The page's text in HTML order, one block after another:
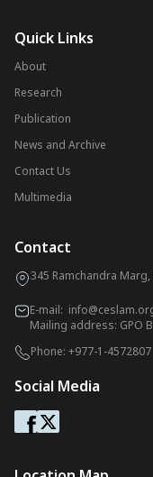
Quick Links
About
Research
Publication
News and Archive
Contact Us
Multimedia
Contact
345 Ramchandra
E-mail:
Mailing address: GPO
Phone: +977-1-4572807
Social Media